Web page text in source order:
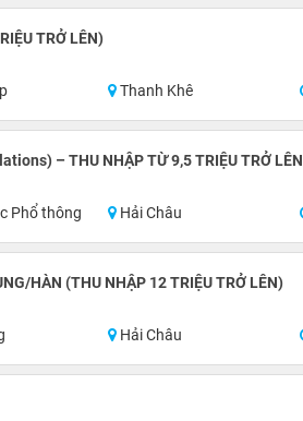
TRỞ LÊN)
Thanh Khê
– THU NHẬP TỪ 9,5 TRIỆU TRỞ LÊN
Phổ thông Hải Châu
HÀN (THU NHẬP 12 TRIỆU TRỞ LÊN)
Hải Châu